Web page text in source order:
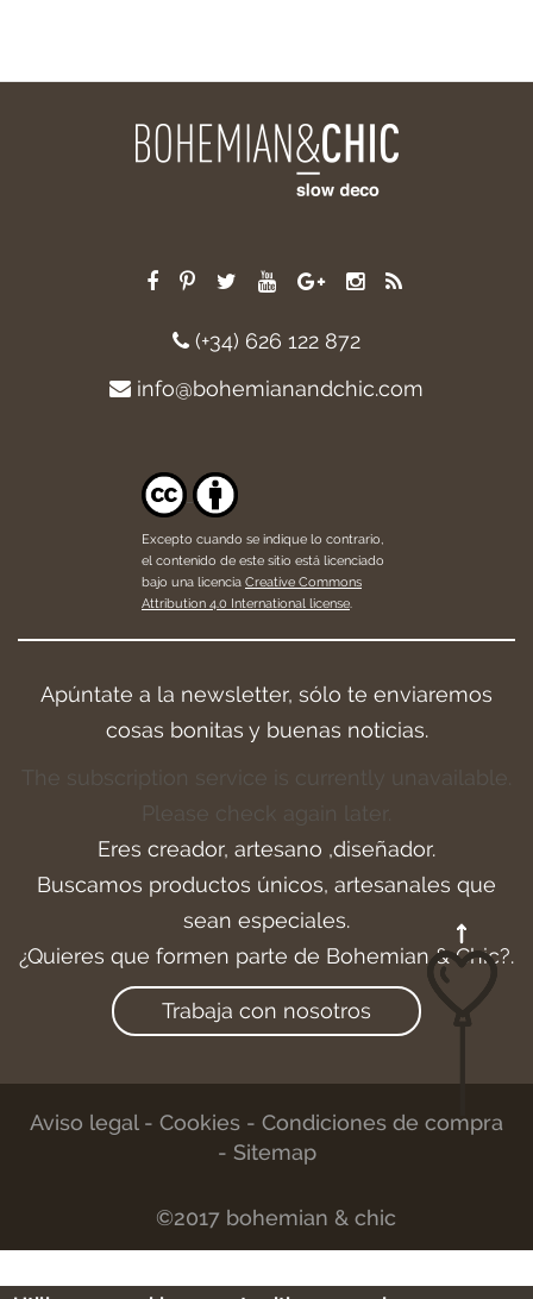
(+34) 626 122 872
info@bohemianandchic.com
Excepto cuando se indique lo contrario,
el contenido de este sitio está licenciado
bajo una licencia Creative Commons
Attribution 4.0 International license.
Apúntate a la newsletter, sólo te enviaremos
cosas bonitas y buenas noticias.
The subscription service is currently unavailable.
Please check again later.
Eres creador, artesano ,diseñador.
Buscamos productos únicos, artesanales que
sean especiales.
¿Quieres que formen parte de Bohemian & Chic?.
Trabaja con nosotros
Aviso legal- Cookies - Condiciones de compra
- Sitemap
©2017 bohemian & chic